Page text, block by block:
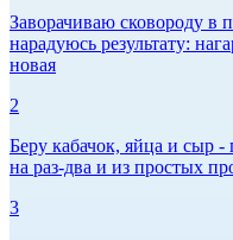
Заворачиваю сковороду в
нарадуюсь результату:
новая
2
Беру кабачок, яйца и сыр -
на раз-два и из простых
3